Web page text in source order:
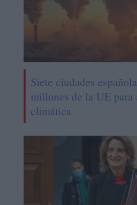
Siete ciudades
millones de la UE para
climática